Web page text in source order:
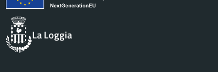
La Loggia